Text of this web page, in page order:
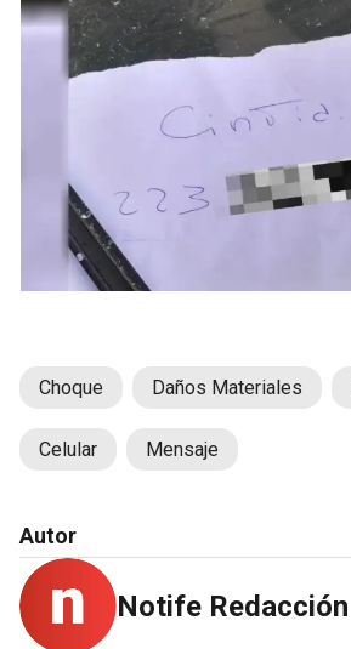
Choque Daños Materiales
Celular Mensaje
Autor
Notife Redacción